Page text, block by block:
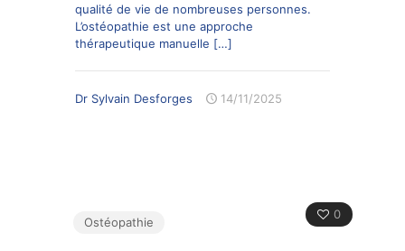
qualité de vie de nombreuses personnes.
L’ostéopathie est une approche
thérapeutique manuelle […]
Dr Sylvain Desforges 14/11/2025
0
Ostéopathie